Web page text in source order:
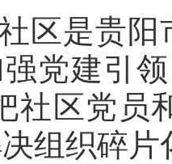
区是贵阳
党建引
社区党员
组织碎